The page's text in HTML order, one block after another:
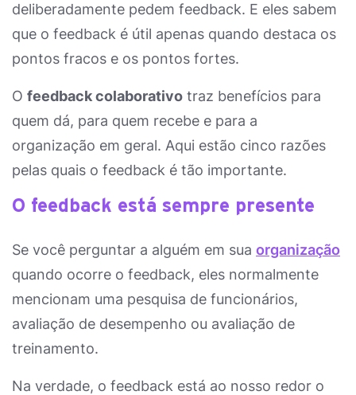
deliberadamente pedem feedback. E eles sabem
que o feedback é útil apenas quando destaca os
pontos fracos e os pontos fortes.
O feedback colaborativo traz benefícios para
quem dá, para quem recebe e para a
organização em geral. Aqui estão cinco razões
pelas quais o feedback é tão importante.
O feedback está sempre presente
Se você perguntar a alguém em sua organização
quando ocorre o feedback, eles normalmente
mencionam uma pesquisa de funcionários,
avaliação de desempenho ou avaliação de
treinamento.
Na verdade, o feedback está ao nosso redor o